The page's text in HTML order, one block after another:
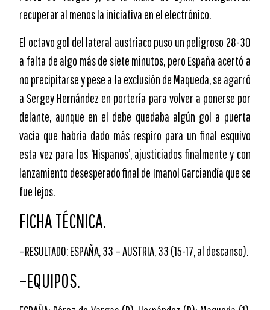
recuperar al menos la iniciativa en el electrónico.
El octavo gol del lateral austriaco puso un peligroso 28-30
a falta de algo más de siete minutos, pero España acertó a
no precipitarse y pese a la exclusión de Maqueda, se agarró
a Sergey Hernández en portería para volver a ponerse por
delante, aunque en el debe quedaba algún gol a puerta
vacía que habría dado más respiro para un final esquivo
esta vez para los ‘Hispanos’, ajusticiados finalmente y con
lanzamiento desesperado final de Imanol Garciandía que se
fue lejos.
FICHA TÉCNICA.
–RESULTADO: ESPAÑA, 33 – AUSTRIA, 33 (15-17, al descanso).
–EQUIPOS.